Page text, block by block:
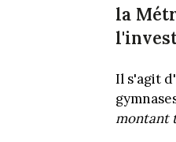
la
Il s'agit
montant